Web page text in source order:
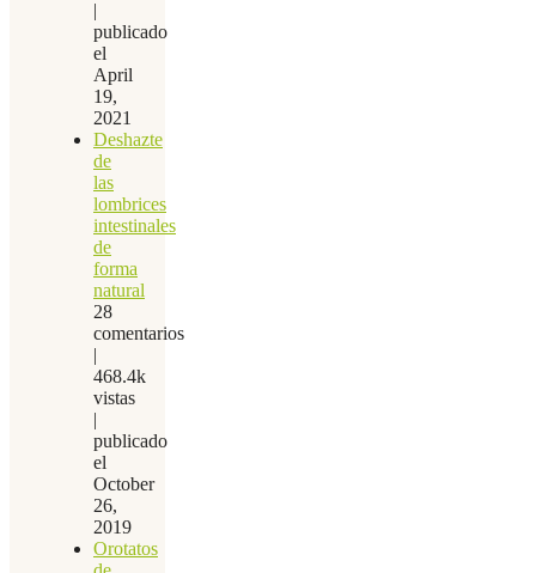
|
publicado
el
April
19,
2021
Deshazte
de
las
lombrices
intestinales
de
forma
natural
28
comentarios
|
468.4k
vistas
|
publicado
el
October
26,
2019
Orotatos